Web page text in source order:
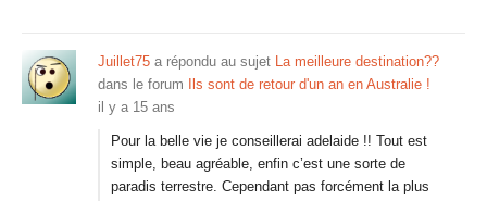
Juillet75 a répondu au sujet La meilleure destination??
dans le forum
Ils sont de retour d'un an en Australie !
il y a 15 ans
Pour la belle vie je conseillerai adelaide !! Tout est
simple, beau agréable, enfin c’est une sorte de
paradis terrestre. Cependant pas forcément la plus